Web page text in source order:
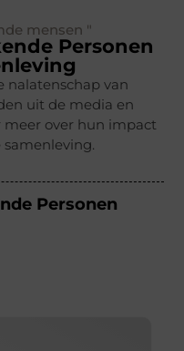
mensen "
Personen
nalatenschap van
uit de media en
over hun impact
Personen